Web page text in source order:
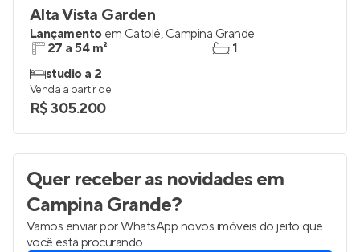
Alta Vista Garden
Lançamento em Catolé, Campina Grande
27 a 54 m²
studio a 2
1
Venda a partir de
R$ 305.200
Quer receber as novidadesem
Campina Grande?
Vamos enviar por WhatsApp novos imóveis do jeito que
você está procurando.